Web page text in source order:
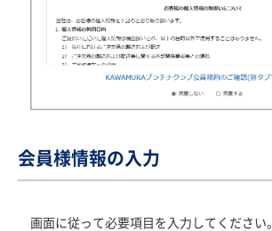
会員様情報の入力
画面に従って必要項目を入力してください。